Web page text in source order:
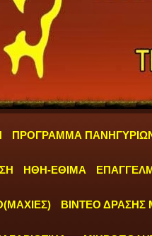
ΠΡΟΓΡΑΜΜΑ
ΗΘΗ-ΕΘΙΜΑ
ΒΙΝΤΕΟ ΔΡΑΣΗΣ